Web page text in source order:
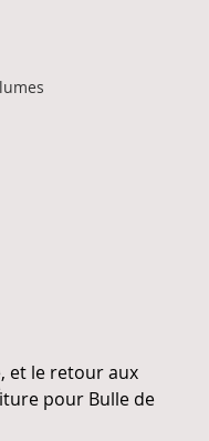
et le retour aux
pour Bulle de